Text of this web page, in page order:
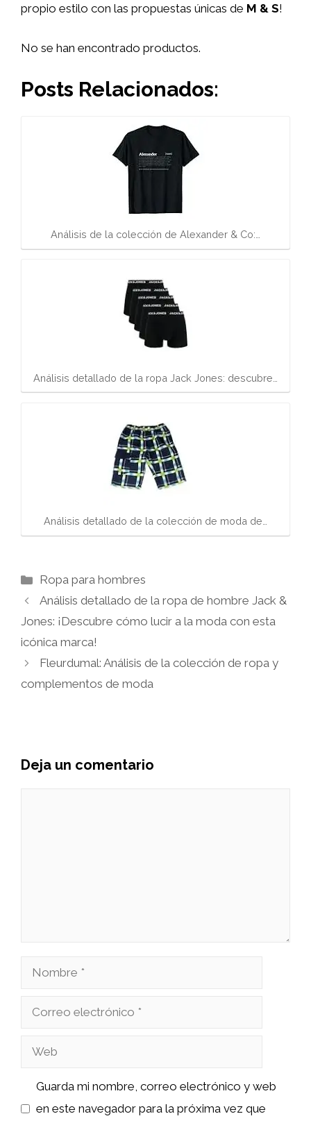
propio estilo con las propuestas únicas de M & S!
No se han encontrado productos.
Posts Relacionados:
Análisis de la colección de Alexander & Co:…
Análisis detallado de la ropa Jack Jones: descubre…
Análisis detallado de la colección de moda de…
Categorías
Ropa para hombres
Análisis detallado de la ropa de hombre Jack &
Jones: ¡Descubre cómo lucir a la moda con esta
icónica marca!
Fleurdumal: Análisis de la colección de ropa y
complementos de moda
Deja un comentario
Nombre
Correo
Web
Guarda mi nombre, correo electrónico y web
en este navegador para la próxima vez que